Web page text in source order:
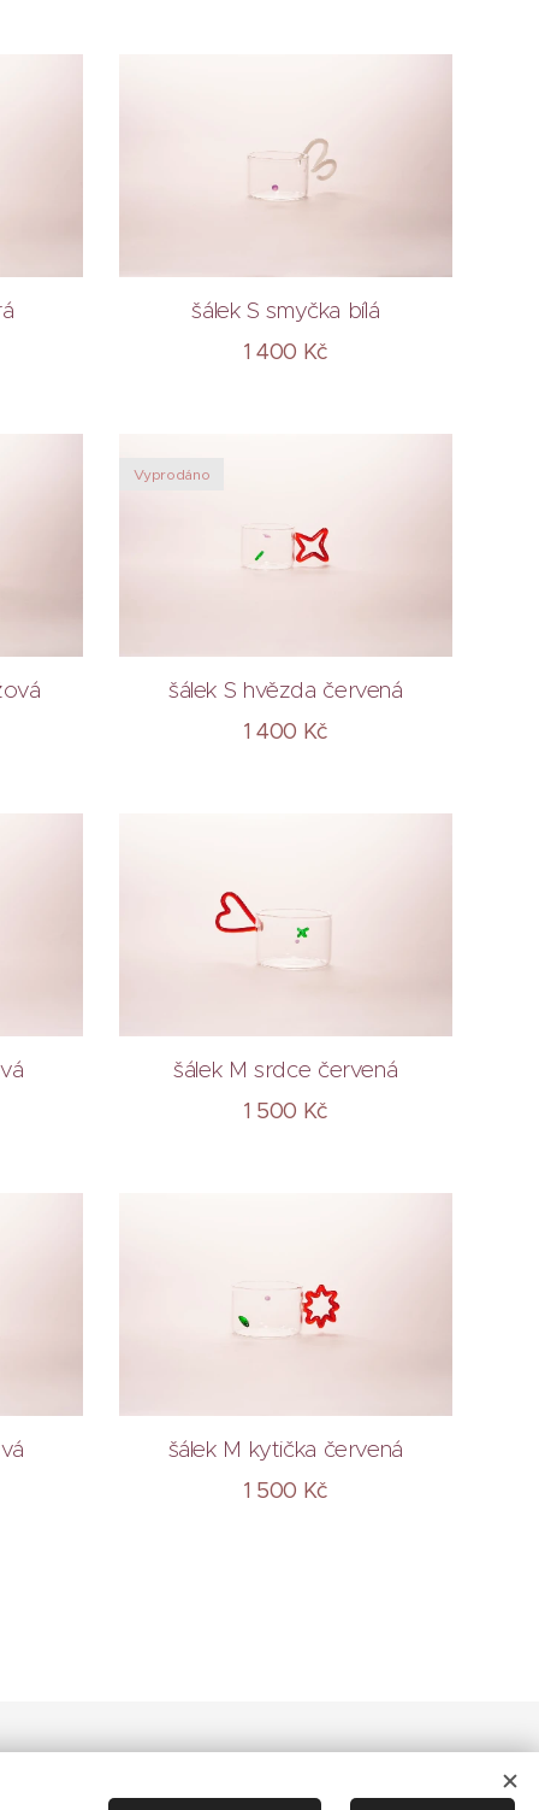
šálek S smyčka bílá
1 400 Kč
šálek S hvězda červená
Vyprodáno
1 400 Kč
šálek M srdce červená
1 500 Kč
šálek M kytička červená
1 500 Kč